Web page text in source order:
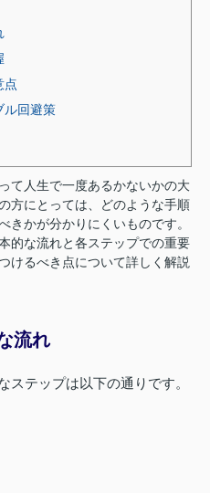
点
ル回避策
て人生で一度あるかないかの大
方にとっては、どのような手順
きかが分かりにくいものです。
的な流れと各ステップでの重要
けるべき点について詳しく解説
流れ
ステップは以下の通りです。